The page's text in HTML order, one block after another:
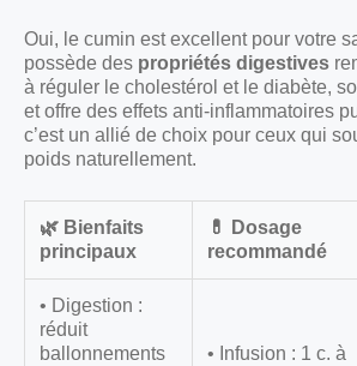
Oui, le cumin est excellent pour votre
possède des propriétés digestives
à réguler le cholestérol et le diabète,
et offre des effets anti-inflammatoires
c’est un allié de choix pour ceux qui
poids naturellement.
🌿 Bienfaits
principaux
💊 Dosage
recommandé
• Digestion :
réduit
ballonnements
• Infusion : 1 c. à